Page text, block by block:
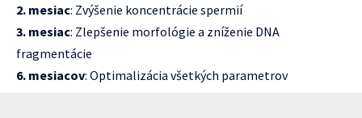
2. mesiac: Zvýšenie koncentrácie spermií
3. mesiac: Zlepšenie morfológie a zníženie DNA
fragmentácie
6. mesiacov: Optimalizácia všetkých parametrov